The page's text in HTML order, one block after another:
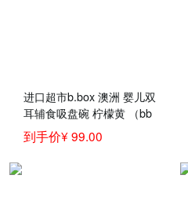
进口超市b.box 澳洲 婴儿双
耳辅食吸盘碗 柠檬黄 （bb
ox吸盘碗 宝宝餐具套装 带
硅胶勺）
到手价¥ 99.00